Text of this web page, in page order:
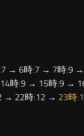
→ 6時:7 → 7時:9
時:9 → 15時:9 →
→ 22時:12 → 23時